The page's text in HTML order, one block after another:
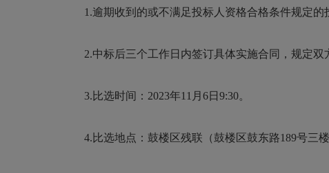
1.逾期收到的或不满足投标人资格合格条件规定的
2.中标后三个工作日内签订具体实施合同，规定双
3.比选时间：2023年11月6日9:30。
4.比选地点：鼓楼区残联（鼓楼区鼓东路189号三楼